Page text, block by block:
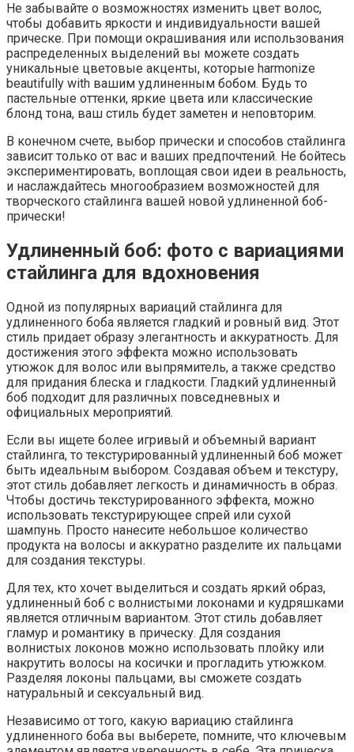
Не забывайте о возможностях изменить цвет волос,
чтобы добавить яркости и индивидуальности вашей
прическе. При помощи окрашивания или использования
распределенных выделений вы можете создать
уникальные цветовые акценты, которые harmonize
beautifully with вашим удлиненным бобом. Будь то
пастельные оттенки, яркие цвета или классические
блонд тона, ваш стиль будет заметен и неповторим.
В конечном счете, выбор прически и способов стайлинга
зависит только от вас и ваших предпочтений. Не бойтесь
экспериментировать, воплощая свои идеи в реальность,
и наслаждайтесь многообразием возможностей для
творческого стайлинга вашей новой удлиненной боб-
прически!
Удлиненный боб: фото с вариациями
стайлинга для вдохновения
Одной из популярных вариаций стайлинга для
удлиненного боба является гладкий и ровный вид. Этот
стиль придает образу элегантность и аккуратность. Для
достижения этого эффекта можно использовать
утюжок для волос или выпрямитель, а также средство
для придания блеска и гладкости. Гладкий удлиненный
боб подходит для различных повседневных и
официальных мероприятий.
Если вы ищете более игривый и объемный вариант
стайлинга, то текстурированный удлиненный боб может
быть идеальным выбором. Создавая объем и текстуру,
этот стиль добавляет легкость и динамичность в образ.
Чтобы достичь текстурированного эффекта, можно
использовать текстурирующее спрей или сухой
шампунь. Просто нанесите небольшое количество
продукта на волосы и аккуратно разделите их пальцами
для создания текстуры.
Для тех, кто хочет выделиться и создать яркий образ,
удлиненный боб с волнистыми локонами и кудряшками
является отличным вариантом. Этот стиль добавляет
гламур и романтику в прическу. Для создания
волнистых локонов можно использовать плойку или
накрутить волосы на косички и прогладить утюжком.
Разделяя локоны пальцами, вы сможете создать
натуральный и сексуальный вид.
Независимо от того, какую вариацию стайлинга
удлиненного боба вы выберете, помните, что ключевым